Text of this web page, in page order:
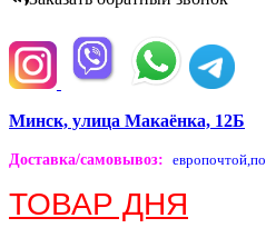
Минск, улица Макаёнка, 12Б
Доставка/самовывоз: европочтой,
ТОВАР ДНЯ